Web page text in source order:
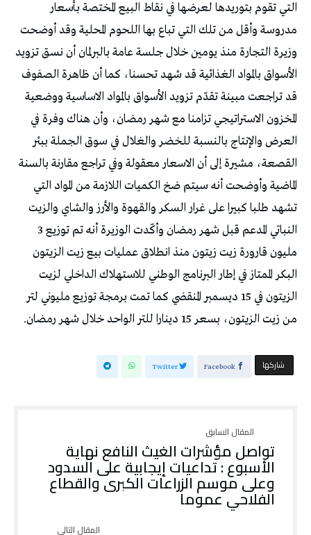
التي تقوم بتوريدها لعرضها في نقاط البيع المختصة بأسعار
مدروسة وأقل من تلك التي تباع بها اللحوم المحلية وقد أوضحت
وزيرة التجارة منذ يومين خلال جلسة عامة بالبرلمان أن نسق تزويد
الأسواق بالمواد الغذائية قد شهد تحسنا، كما أن ظاهرة الصفوف
قد تراجعت مبينة تقدّم تزويد الأسواق بالمواد الاساسية ووضعية
المخزون الاستراتيجي تزامنا مع شهر رمضان، وأن هناك وفرة في
العرض والإنتاج بالنسبة للخضر والغلال في سوق الجملة ببئر
القصعة، مشيرة إلى أن الاسعار معقولة وفي تراجع مقارنة بالسنة
الماضية وأوضحت أنه سيتم ضخ الكميات اللازمة من المواد التي
تشهد طلبا كبيرا على غرار السكر والقهوة والأرز والشاي والزيت
النباتي المدعم قبل شهر رمضان وأكّدت الوزيرة أنه تم توزيع 3
مليون قارورة زيت زيتون منذ انطلاق عمليات بيع زيت الزيتون
البكر الممتاز في إطار البرنامج الوطني للاستهلاك الداخلي لزيت
الزيتون في 15 ديسمبر المنقضي كما تمت برمجة توزيع مليوني لتر
من زيت الزيتون، بسعر 15 دينارا للتر الواحد خلال شهر رمضان.
‫‫ شاركها‬ Facebook
Twitter
تواصل مؤشرات الغيث النافع نهاية
الأسبوع : تداعيات إيجابية على السدود
وعلى موسم الزراعات الكبرى والقطاع
الفلاحي عموما